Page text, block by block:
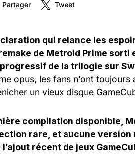
Partager Tweet
qui relance les
de Metroid Prime
de la trilogie sur
opus, les fans n’ont
un vieux disque
compilation disponible,
rare, et aucune version
récent de jeux